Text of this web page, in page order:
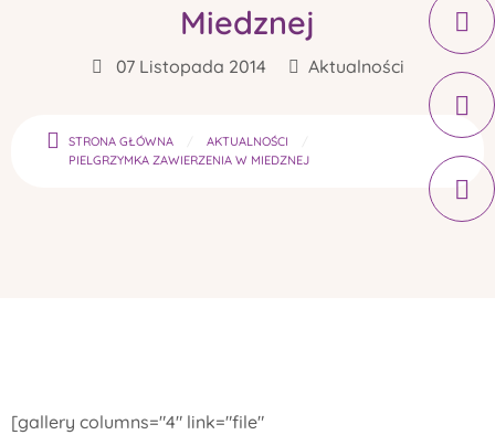
Miedznej
07 Listopada 2014 Aktualności
STRONA GŁÓWNA
AKTUALNOŚCI
PIELGRZYMKA ZAWIERZENIA W MIEDZNEJ
[gallery columns="4" link="file"